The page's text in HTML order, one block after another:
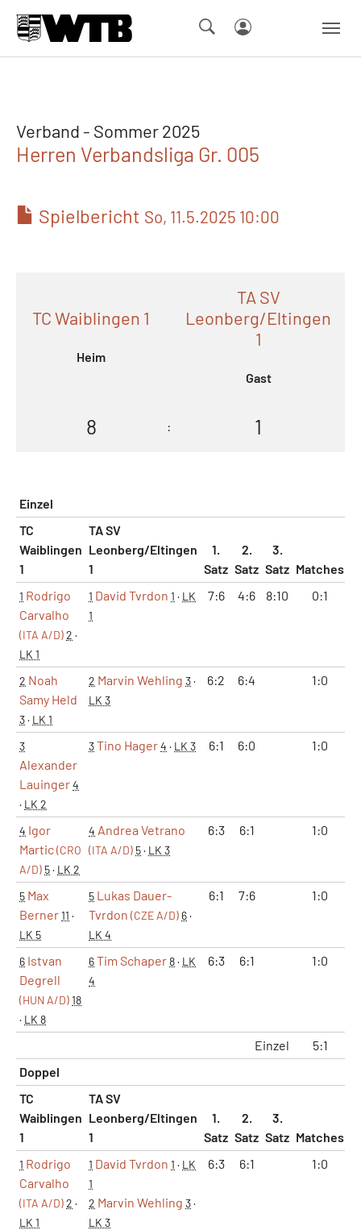
Verband - Sommer 2025
Herren Verbandsliga Gr. 005
Spielbericht So, 11.5.2025 10:00
TC Waiblingen 1
Heim
TA SV
Leonberg/Eltingen
1
Gast
8 : 1
Einzel
TC
Waiblingen
1
TA SV
Leonberg/Eltingen
1
1.
Satz
2.
Satz
3.
Satz Matches
1 Rodrigo
Carvalho
(ITA A/D)2 ·
LK 1
1 David Tvrdon 1 · LK
1
7:6 4:6 8:10 0:1
2 Noah
Samy Held
3· LK 1
2 Marvin Wehling 3·
LK 3
6:2 6:4 1:0
3
Alexander
Lauinger4
· LK 2
3Tino Hager4 · LK 3 6:1 6:0 1:0
4 Igor
Martic(CRO
A/D) 5· LK 2
4 Andrea Vetrano
(ITA A/D) 5· LK 3
6:3 6:1 1:0
5 Max
Berner11 ·
LK 5
5 Lukas Dauer-
Tvrdon (CZE A/D) 6·
LK 4
6:1 7:6 1:0
6 Istvan
Degrell
(HUN A/D)18
· LK 8
6Tim Schaper8· LK
4
6:3 6:1 1:0
Einzel 5:1
Doppel
TC
Waiblingen
1
TA SV
Leonberg/Eltingen
1
1.
Satz
2.
Satz
3.
Satz Matches
1 Rodrigo
Carvalho
(ITA A/D)2 ·
LK 1
1 David Tvrdon 1 · LK
1
2 Marvin Wehling 3·
LK 3
6:3 6:1 1:0